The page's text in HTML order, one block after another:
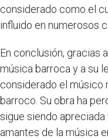
considerado como el
influido en numerosos
En conclusión, gracias
música barroca y a su
considerado el músico
barroco. Su obra ha
sigue siendo
amantes de la música